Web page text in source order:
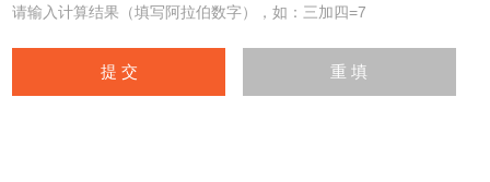
请输入计算结果（填写阿拉伯数字），如：三加四=7